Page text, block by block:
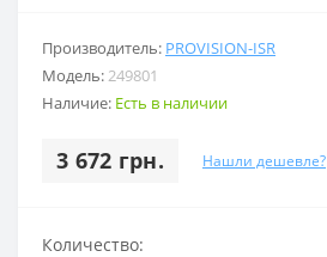
Производитель: PROVISION-ISR
Модель:249801
Наличие: Есть в наличии
3 672 грн. Нашли дешевле?
Количество: